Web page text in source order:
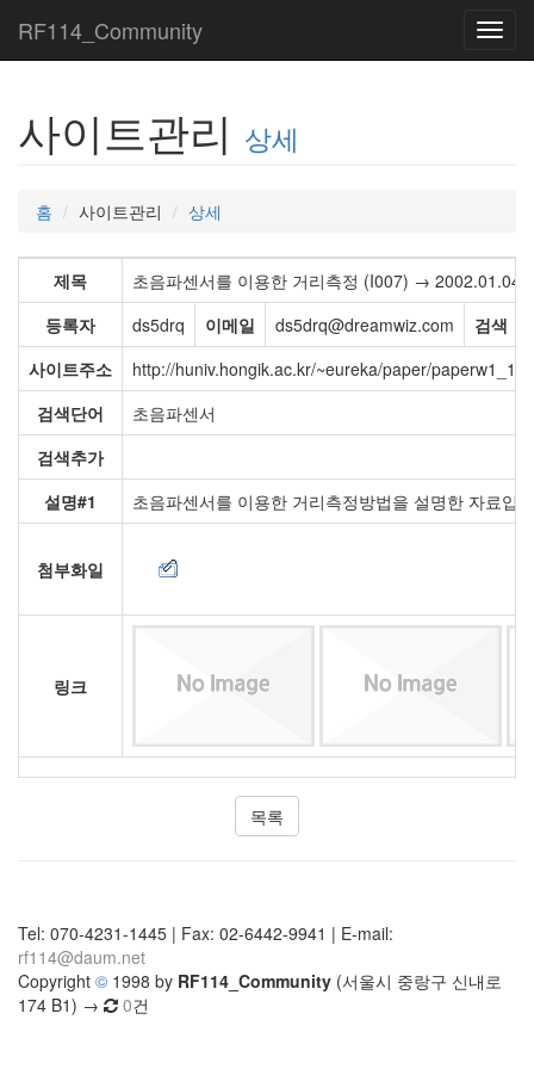
RF114_Community
사이트관리 상세
홈 사이트관리 상세
제목
초음파센서를 이용한 거리측정 (I007) → 2002.01.04
등록자
ds5drq 이메일 ds5drq@dreamwiz.com 검색
사이트주소
http://huniv.hongik.ac.kr/~eureka/paper/
검색단어
초음파센서
검색추가
설명#1
초음파센서를 이용한 거리측정방법을 설명한 자료입
첨부화일
링크
목록
Tel: 070-4231-1445 | Fax: 02-6442-9941 | E-mail:
rf114@daum.net
Copyright © 1998 by RF114_Community (서울시 중랑구 신내로
174 B1) →
0건